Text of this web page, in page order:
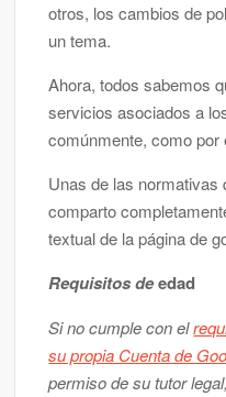
otros, los cambios de
un tema.
Ahora, todos sabemos
servicios asociados a
comúnmente, como por
Unas de las normativas
comparto
textual de la página de
Requisitos deedad
Si no cumple con el
su propia Cuenta de
permiso de su tutor